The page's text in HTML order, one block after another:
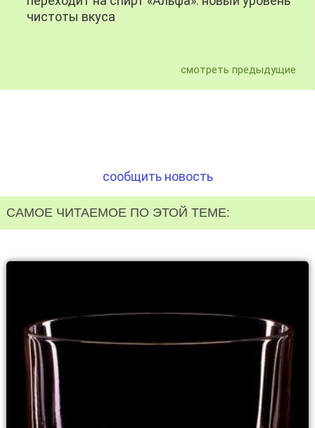
чистоты вкуса
смотреть предыдущие
сообщить новость
САМОЕ ЧИТАЕМОЕ ПО ЭТОЙ ТЕМЕ: